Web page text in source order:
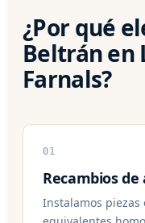
¿Por qué
Beltrán en
Farnals?
01
Recambios
Instalamos